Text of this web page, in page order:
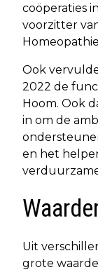
coöperaties
voorzitter
Ook
2022 de
Hoom. Ook
in om de
en het
Uit
grote